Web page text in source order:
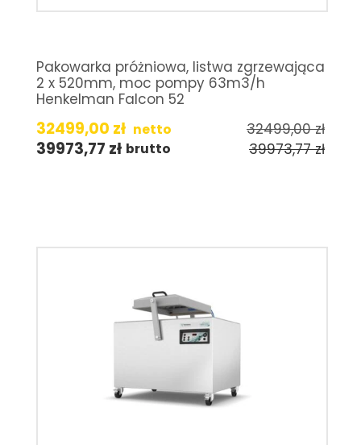
Pakowarka próżniowa, listwa zgrzewająca
2 x 520mm, moc pompy 63m3/h
Henkelman Falcon 52
32499,00 zł netto 32499,00zł
39973,77 zł brutto 39973,77zł